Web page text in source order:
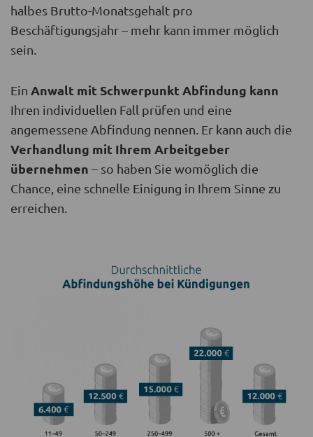
halbes Brutto-Monatsgehalt pro
Beschäftigungsjahr – mehr kann immer möglich
sein.
Ein Anwalt mit Schwerpunkt Abfindung kann
Ihren individuellen Fall prüfen und eine
angemessene Abfindung nennen. Er kann auch die
Verhandlung mit Ihrem Arbeitgeber
übernehmen – so haben Sie womöglich die
Chance, eine schnelle Einigung in Ihrem Sinne zu
erreichen.